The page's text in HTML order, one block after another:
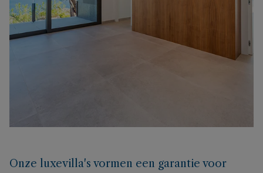
Onze luxevilla's vormen een garantie voor